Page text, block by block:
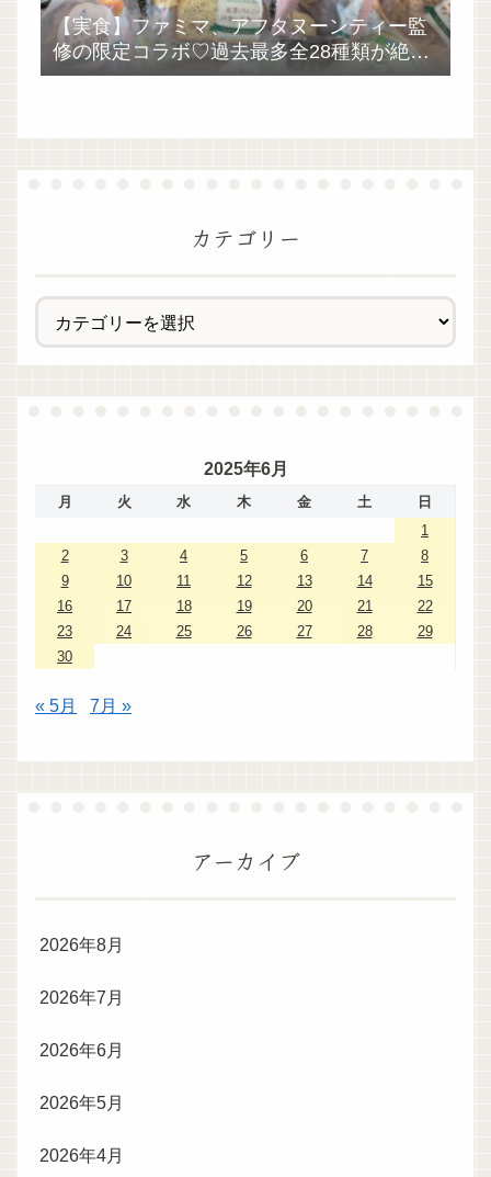
【実食】ファミマ、アフタヌーンティー監
修の限定コラボ♡過去最多全28種類が絶品
過ぎた！
カテゴリー
2025年6月
月 火 水 木 金 土
日
1
2
3 4 5 6 7
8
9
10 11 12 13 14
15
16
17 18 19 20 21
22
23
24 25 26 27 28
29
30
« 5月 7月 »
アーカイブ
2026年8月
2026年7月
2026年6月
2026年5月
2026年4月